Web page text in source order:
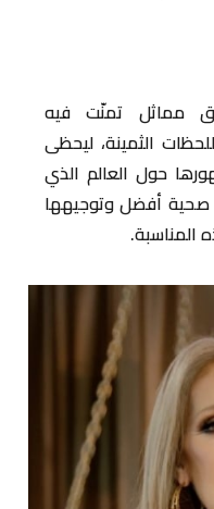
مماثل تمنّت فيه
الثمينة، ليحظى
حول العالم الذي
صحية أفضل وتوجيهها
المناسبة.